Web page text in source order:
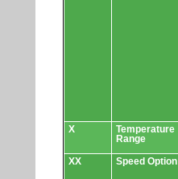
X
Temperature
Range
XX Speed Option